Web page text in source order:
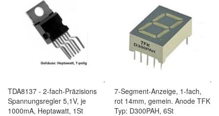
TDA8137 - 2-fach-Präzisions
Spannungsregler 5,1V, je
1000mA, Heptawatt, 1St
7-Segment-Anzeige, 1-fach,
rot 14mm, gemein. Anode TFK
Typ: D300PAH, 6St